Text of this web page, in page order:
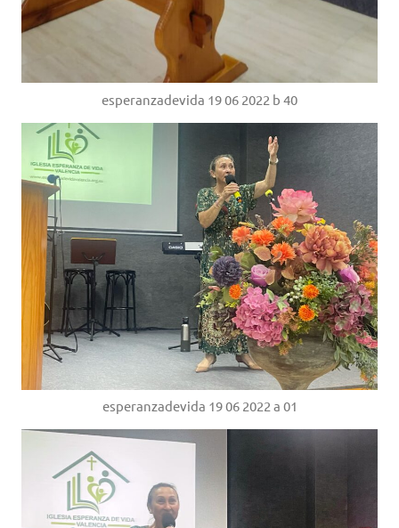
esperanzadevida 19 06 2022 b 40
esperanzadevida 19 06 2022 a 01